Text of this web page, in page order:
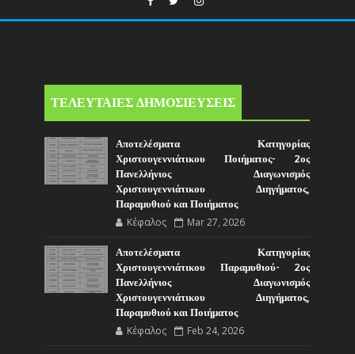
ΤΕΛΕΥΤΑΙΕΣ ΔΗΜΟΣΙΕΥΣΕΙΣ
Αποτελέσματα Κατηγορίας
Χριστουγεννιάτικου Ποιήματος- 2ος
Πανελλήνιος Διαγωνισμός
Χριστουγεννιάτικου Διηγήματος,
Παραμυθιού και Ποιήματος
Κέφαλος Mar 27, 2026
Αποτελέσματα Κατηγορίας
Χριστουγεννιάτικου Παραμυθιού- 2ος
Πανελλήνιος Διαγωνισμός
Χριστουγεννιάτικου Διηγήματος,
Παραμυθιού και Ποιήματος
Κέφαλος Feb 24, 2026